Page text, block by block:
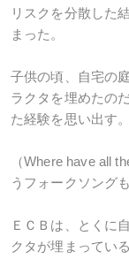
リスクを分散した
まった。
子供の頃、自宅の
ラクタを埋めたの
た経験を思い出す。
（Where have all
うフォークソング
ＥＣＢは、とくに
クタが埋まってい